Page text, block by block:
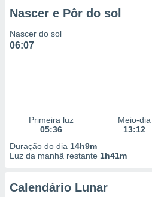
Nascer e Pôr do sol
Nascer do sol
06:07
Primeira luz
05:36
Meio-dia
13:12
Duração do dia 14h9m
Luz da manhã restante 1h41m
Calendário Lunar